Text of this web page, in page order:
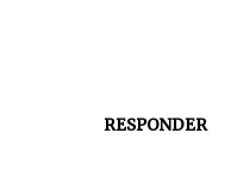
RESPONDER